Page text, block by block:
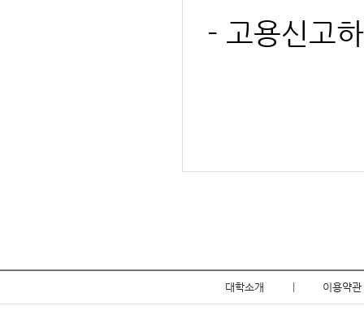
- 고용신고
대학소개 이용약관